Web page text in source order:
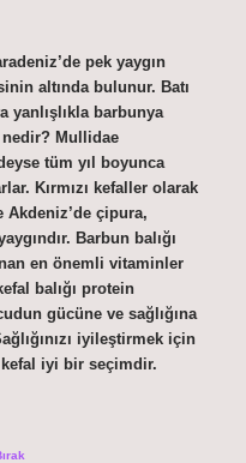
pek yaygın
altında bulunur. Batı
yanlışlıkla barbunya
nedir? Mullidae
tüm yıl boyunca
Kırmızı kefaller olarak
Akdeniz’de çipura,
Barbun balığı
en önemli vitaminler
balığı protein
gücüne ve sağlığına
iyileştirmek için
kefal iyi bir seçimdir.